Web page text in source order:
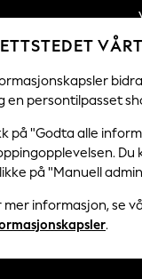
KVINNER
en persontilpasset
på "Godta alle
Du
på "Manuell
mer informasjon, se
.